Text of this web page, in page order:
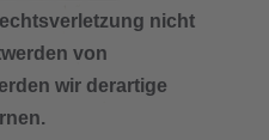
nicht
von
wir derartige